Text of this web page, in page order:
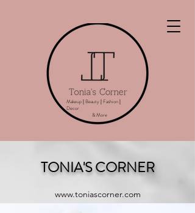
Makeup|Beauty|Fashion|
Decor
& More
TONIA'S CORNER
www.toniascorner.com